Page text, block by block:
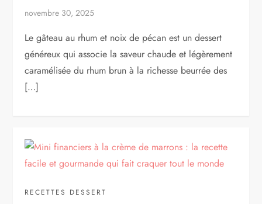
novembre 30, 2025
Le gâteau au rhum et noix de pécan est un dessert
généreux qui associe la saveur chaude et légèrement
caramélisée du rhum brun à la richesse beurrée des
[…]
RECETTES DESSERT